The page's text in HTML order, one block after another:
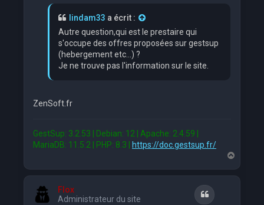
lindam33 a écrit :
Autre question,qui est le prestaire qui
s'occupe des offres proposées sur gestsup
(hebergement etc...) ?
Je ne trouve pas l'information sur le site.
ZenSoft.fr
GestSup: 3.2.53 | Debian: 12 | Apache: 2.4.59 |
MariaDB: 11.5.2 | PHP: 8.3 |
https://doc.gestsup.fr/
a
u
Flox
Administrateur du site
Citation